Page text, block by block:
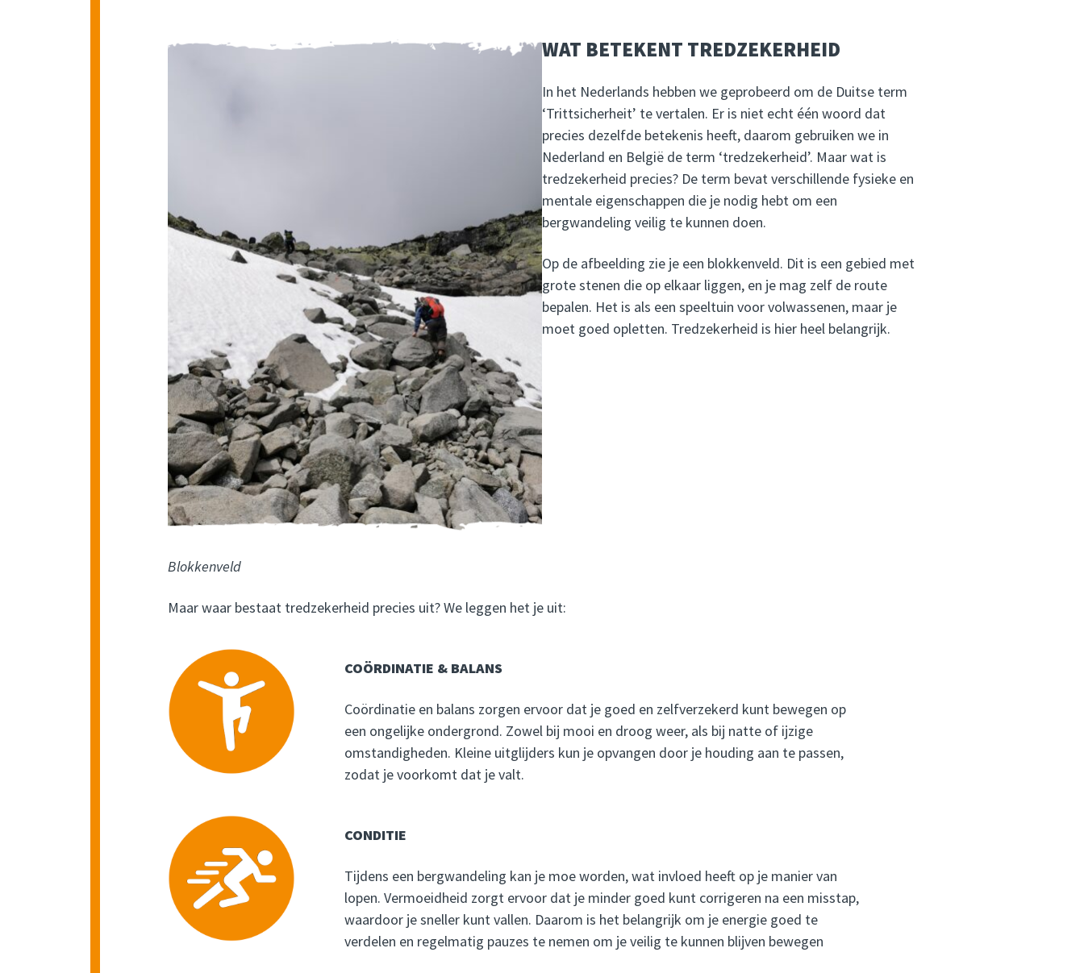
Blokkenveld
WAT BETEKENT TREDZEKERHEID
In het Nederlands hebben we geprobeerd om de Duitse term
‘Trittsicherheit’ te vertalen. Er is niet echt één woord dat
precies dezelfde betekenis heeft, daarom gebruiken we in
Nederland en België de term ‘tredzekerheid’. Maar wat is
tredzekerheid precies? De term bevat verschillende fysieke en
mentale eigenschappen die je nodig hebt om een
bergwandeling veilig te kunnen doen.
Op de afbeelding zie je een blokkenveld. Dit is een gebied met
grote stenen die op elkaar liggen, en je mag zelf de route
bepalen. Het is als een speeltuin voor volwassenen, maar je
moet goed opletten. Tredzekerheid is hier heel belangrijk.
Maar waar bestaat tredzekerheid precies uit? We leggen het je uit:
COÖRDINATIE & BALANS
Coördinatie en balans zorgen ervoor dat je goed en zelfverzekerd kunt bewegen op
een ongelijke ondergrond. Zowel bij mooi en droog weer, als bij natte of ijzige
omstandigheden. Kleine uitglijders kun je opvangen door je houding aan te passen,
zodat je voorkomt dat je valt.
CONDITIE
Tijdens een bergwandeling kan je moe worden, wat invloed heeft op je manier van
lopen. Vermoeidheid zorgt ervoor dat je minder goed kunt corrigeren na een misstap,
waardoor je sneller kunt vallen. Daarom is het belangrijk om je energie goed te
verdelen en regelmatig pauzes te nemen om je veilig te kunnen blijven bewegen